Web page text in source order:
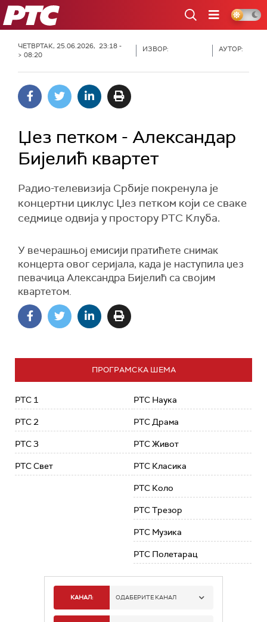
РТС
ЧЕТВРТАК, 25.06.2026, 23:18 -
> 08:20
ИЗВОР: АУТОР:
Џез петком - Александар
Бијелић квартет
Радио-телевизија Србије покренула је
концертни циклус Џез петком који се сваке
седмице одвија у простору РТС Клуба.
У вечерашњој емисији пратићете снимак
концерта овог серијала, када је наступила џез
певачица Александра Бијелић са својим
квартетом.
ПРОГРАМСКА ШЕМА
РТС 1
РТС 2
РТС 3
РТС Свет
РТС Наука
РТС Драма
РТС Живот
РТС Класика
РТС Коло
РТС Трезор
РТС Музика
РТС Полетарац
КАНАЛ: ОДАБЕРИТЕ КАНАЛ